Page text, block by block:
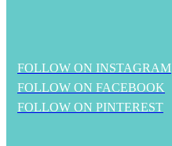
FOLLOW ON INSTAGRAM
FOLLOW ON FACEBOOK
FOLLOW ON PINTEREST